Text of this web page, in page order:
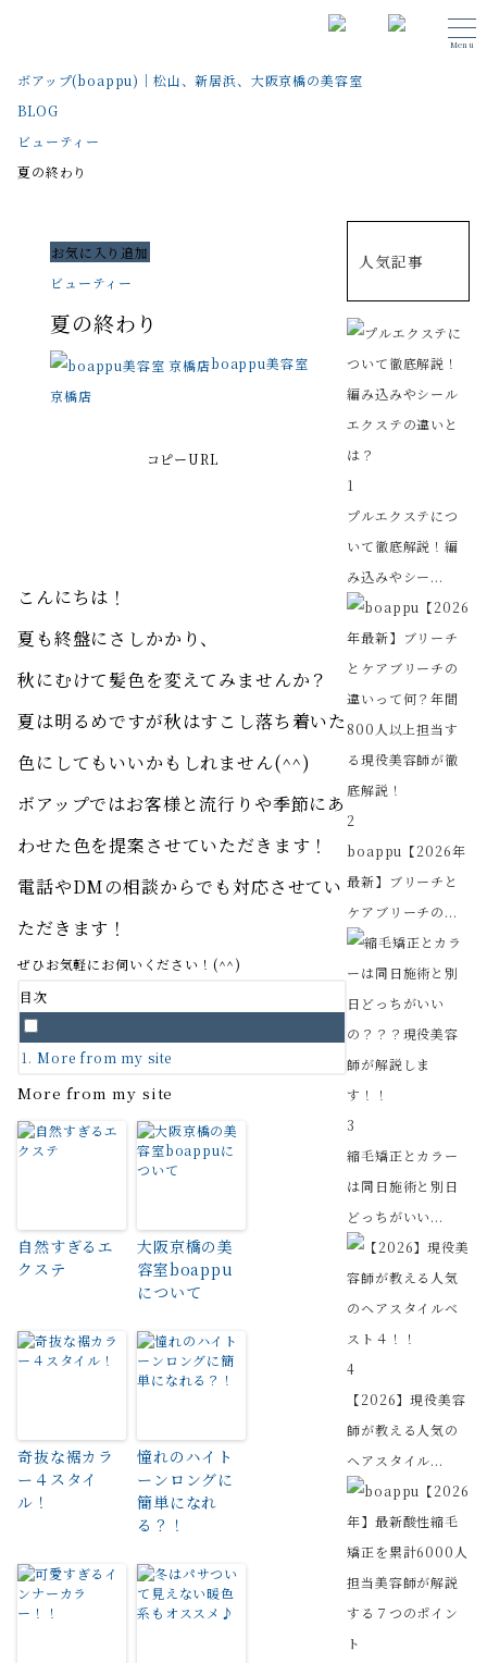
Menu
ボアップ(boappu)｜松山、新居浜、大阪京橋の美容室
BLOG
ビューティー
夏の終わり
お気に入り追加
ビューティー
夏の終わり
boappu美容室
京橋店
コピーURL
こんにちは！
夏も終盤にさしかかり、
秋にむけて髪色を変えてみませんか？
夏は明るめですが秋はすこし落ち着いた
色にしてもいいかもしれません(^^)
ボアップではお客様と流行りや季節にあ
わせた色を提案させていただきます！
電話やDMの相談からでも対応させてい
ただきます！
ぜひお気軽にお伺いください！(^^)
目次
More from my site
More from my site
自然すぎるエ
クステ
大阪京橋の美
容室boappu
について
奇抜な裾カラ
ー４スタイ
ル！
憧れのハイト
ーンロングに
簡単になれ
る？！
人気記事
1
プルエクステにつ
いて徹底解説！編
み込みやシー...
2
boappu【2026年
最新】ブリーチと
ケアブリーチの...
3
縮毛矯正とカラー
は同日施術と別日
どっちがいい...
4
【2026】現役美容
師が教える人気の
ヘアスタイル...